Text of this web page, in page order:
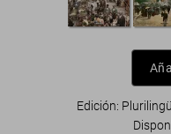
Edición: